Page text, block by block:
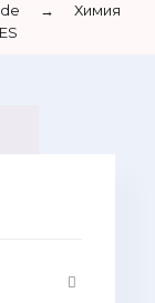
→
Химия